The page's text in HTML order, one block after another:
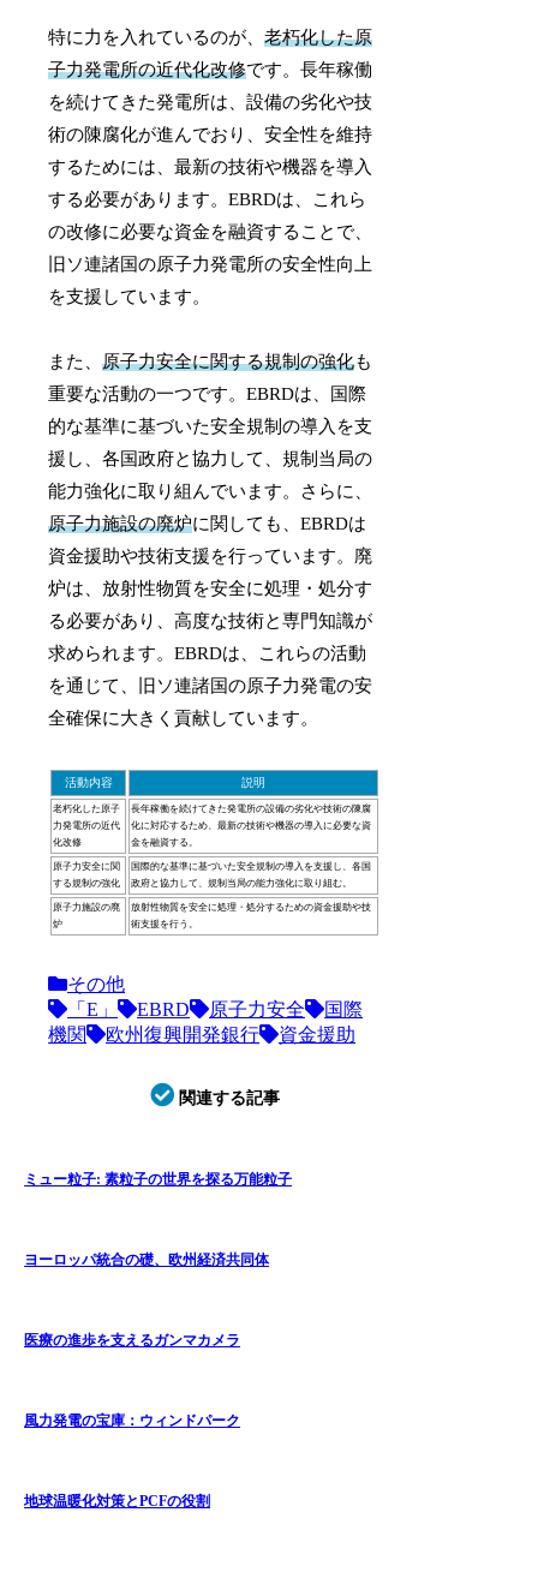
特に力を入れているのが、老朽化した原
子力発電所の近代化改修です。長年稼働
を続けてきた発電所は、設備の劣化や技
術の陳腐化が進んでおり、安全性を維持
するためには、最新の技術や機器を導入
する必要があります。EBRDは、これら
の改修に必要な資金を融資することで、
旧ソ連諸国の原子力発電所の安全性向上
を支援しています。
また、原子力安全に関する規制の強化も
重要な活動の一つです。EBRDは、国際
的な基準に基づいた安全規制の導入を支
援し、各国政府と協力して、規制当局の
能力強化に取り組んでいます。さらに、
原子力施設の廃炉に関しても、EBRDは
資金援助や技術支援を行っています。廃
炉は、放射性物質を安全に処理・処分す
る必要があり、高度な技術と専門知識が
求められます。EBRDは、これらの活動
を通じて、旧ソ連諸国の原子力発電の安
全確保に大きく貢献しています。
活動内容 説明
老朽化した原子
力発電所の近代
化改修
長年稼働を続けてきた発電所の設備の劣化や技術の陳腐
化に対応するため、最新の技術や機器の導入に必要な資
金を融資する。
原子力安全に関
する規制の強化
国際的な基準に基づいた安全規制の導入を支援し、各国
政府と協力して、規制当局の能力強化に取り組む。
原子力施設の廃
炉
放射性物質を安全に処理・処分するための資金援助や技
術支援を行う。
その他
「E」
EBRD 原子力安全
国際
機関
欧州復興開発銀行 資金援助
関連する記事
ミュー粒子: 素粒子の世界を探る万能粒子
ヨーロッパ統合の礎、欧州経済共同体
医療の進歩を支えるガンマカメラ
風力発電の宝庫：ウィンドパーク
地球温暖化対策とPCFの役割